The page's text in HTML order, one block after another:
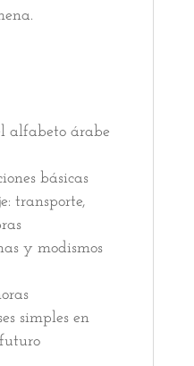
alfabeto árabe
básicas
transporte,
y modismos
simples en